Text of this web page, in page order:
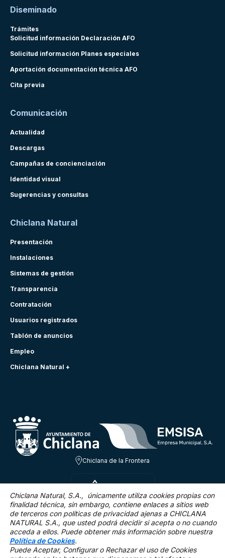
Diseminado
Trámites
Solicitud información Declaración AFO
Solicitud información Planes especiales
Aportación documentación técnica AFO
Cita previa
Comunicación
Actualidad
Descargas
Campañas de concienciación
Identidad visual
Sugerencias y consultas
Chiclana Natural
Presentación
Instalaciones
Sistemas de gestión
Transparencia
Contratación
Usuarios registrados
Tablón de anuncios
Empleo
Chiclana Natural +
Chiclana de la Frontera
DOM 9 AGO
21.6ºC
1.9 Km/h 0 %
Chiclana Natural, S.A., únicamente utiliza cookies propias con
finalidad técnica, sin embargo, contiene enlaces a sitios web
de terceros con políticas de privacidad ajenas a CHICLANA
NATURAL S.A., que usted podrá decidir si acepta o no cuando
acceda a ellos. Puede obtener más información sobre nuestra
Política de Cookies.
Puede Aceptar, Configurar o Rechazar el uso de Cookies